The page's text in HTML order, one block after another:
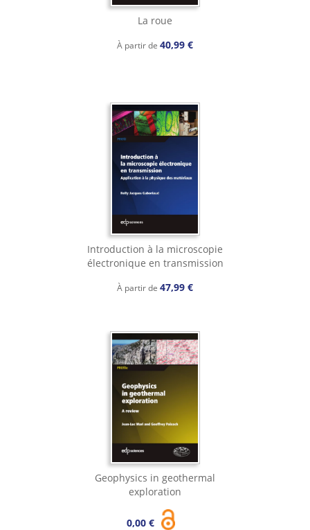
La roue
À partir de 40,99 €
Introduction à la microscopie
électronique en transmission
À partir de 47,99 €
Geophysics in geothermal
exploration
0,00 €